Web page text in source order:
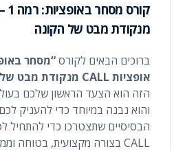
מנקודת מבט של הקונה
ברוכים הבאים לקורס
אופציות CALL מנקודת מבט של הקונה”
הזה הוא הצעד הראשון שלכם
והוא נבנה במיוחד כדי להעניק
הבסיסיים שתצטרכו כדי להתחיל
CALL בצורה מקצועית, בטוחה וממוקדת רווחים.